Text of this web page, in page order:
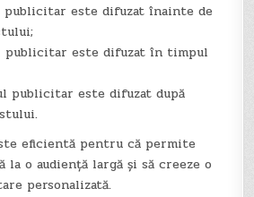
publicitar este difuzat înainte de
publicitar este difuzat în timpul
publicitar este difuzat după
eficientă pentru că permite
la o audiență largă și să creeze o
personalizată.